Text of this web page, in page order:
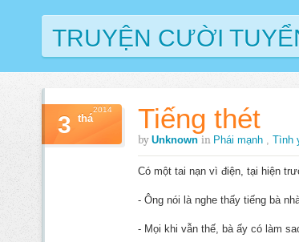
TRUYỆN CƯỜI
Tiếng thét
by Unknown in Phái mạnh , Tình
3 thá
2014
Có một tai nạn vì điện, tại hiện
- Ông nói là nghe thấy tiếng bà
- Mọi khi vẫn thế, bà ấy có làm